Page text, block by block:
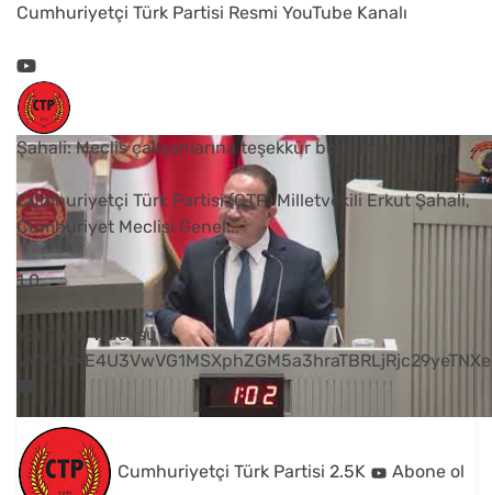
Cumhuriyetçi Türk Partisi Resmi YouTube Kanalı
Şahali: Meclis çalışanlarına teşekkür borcumuz vardır
Cumhuriyetçi Türk Partisi (CTP) Milletvekili Erkut Şahali,
Cumhuriyet Meclisi Genel...
1 0
YouTube Videosu
Cumhuriyetçi Türk Partisi 2.5K Abone ol